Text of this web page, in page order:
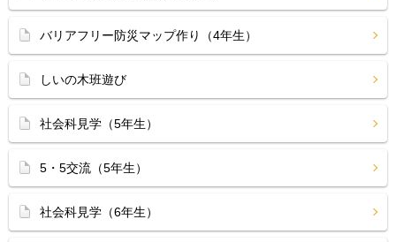
バリアフリー防災マップ作り（4年生）
しいの木班遊び
社会科見学（5年生）
5・5交流（5年生）
社会科見学（6年生）